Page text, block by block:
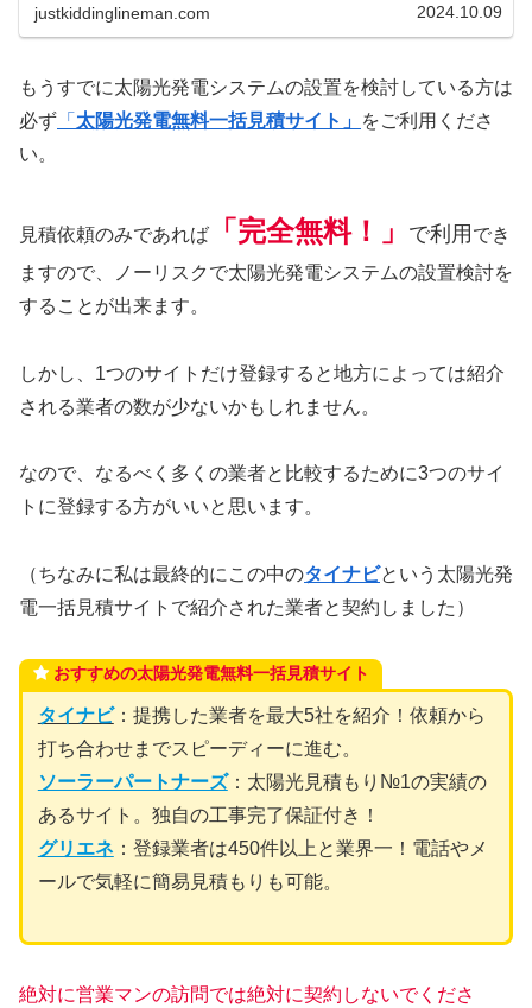
justkiddinglineman.com 2024.10.09
もうすでに太陽光発電システムの設置を検討している方は
必ず 「 太陽光発電無料一括見積サイト」 をご利用くださ
い。
見積依頼のみであれば 「完全無料！」 で利用 でき
ますので、ノーリスクで太陽光発電システムの設置検討を
することが出来ます。
しかし、1つのサイトだけ登録すると地方によっては紹介
される業者の数が少ないかもしれません。
なので、なるべく多くの業者と比較するために3つのサイ
トに登録する方がいいと思います。
（ちなみに私は最終的にこの中のタイナビという太陽光発
電一括見積サイトで紹介された業者と契約しました）
おすすめの太陽光発電無料一括見積サイト
タイナビ：提携した業者を最大5社を紹介！依頼から
打ち合わせまでスピーディーに進む。
ソーラーパートナーズ：太陽光見積もり№1の実績の
あるサイト。独自の工事完了保証付き！
グリエネ ：登録業者は450件以上と業界一！電話やメ
ールで気軽に簡易見積もりも可能。
絶対に営業マンの訪問では絶対に契約しないでくださ